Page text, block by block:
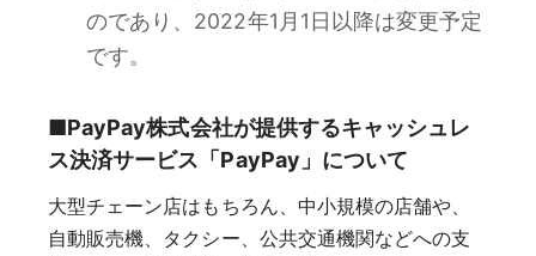
のであり、2022年1月1日以降は変更予定
です。
■PayPay株式会社が提供するキャッシュレ
ス決済サービス「PayPay」について
大型チェーン店はもちろん、中小規模の店舗や、
自動販売機、タクシー、公共交通機関などへの支